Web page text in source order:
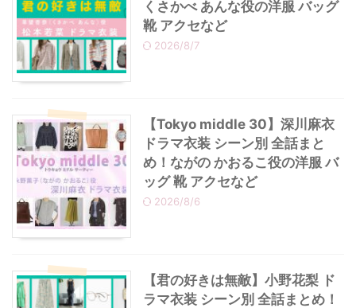
くさかべ あんな役の洋服 バッグ
靴 アクセなど
2026/8/7
【Tokyo middle 30】深川麻衣
ドラマ衣装 シーン別 全話まと
め！ながの かおるこ役の洋服 バ
ッグ 靴 アクセなど
2026/8/6
【君の好きは無敵】小野花梨 ド
ラマ衣装 シーン別 全話まとめ！